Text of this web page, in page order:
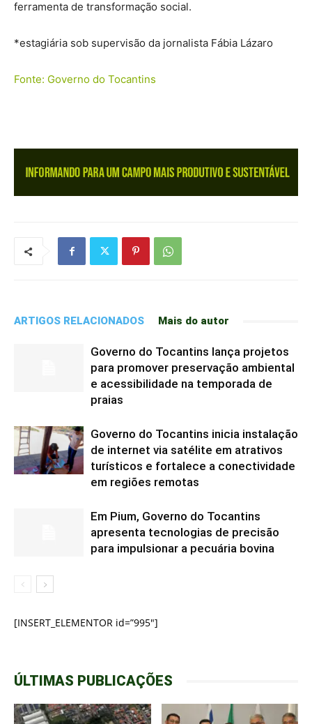
ferramenta de transformação social.
*estagiária sob supervisão da jornalista Fábia Lázaro
Fonte: Governo do Tocantins
ARTIGOS RELACIONADOS Mais do autor
Governo do Tocantins lança projetos
para promover preservação ambiental
e acessibilidade na temporada de
praias
Governo do Tocantins inicia instalação
de internet via satélite em atrativos
turísticos e fortalece a conectividade
em regiões remotas
Em Pium, Governo do Tocantins
apresenta tecnologias de precisão
para impulsionar a pecuária bovina
[INSERT_ELEMENTOR id=”995″]
ÚLTIMAS PUBLICAÇÕES